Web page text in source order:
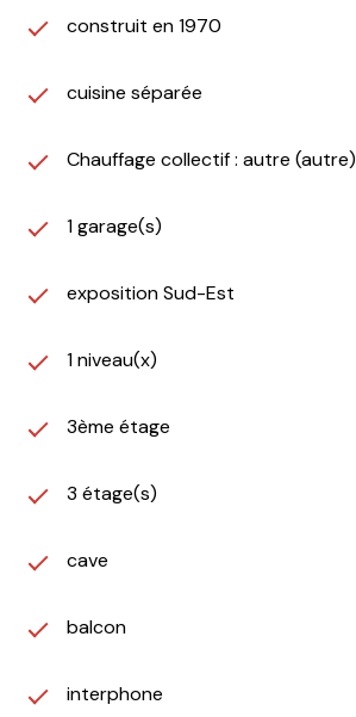
construit en 1970
cuisine séparée
Chauffage collectif : autre (autre)
1 garage(s)
exposition Sud-Est
1 niveau(x)
3ème étage
3 étage(s)
cave
balcon
interphone